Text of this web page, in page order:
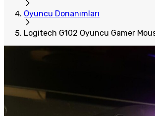
Oyuncu Donanımları
Logitech G102 Oyuncu Gamer